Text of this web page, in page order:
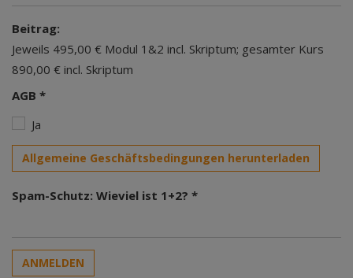
Beitrag:
Jeweils 495,00 € Modul 1&2 incl. Skriptum; gesamter Kurs
890,00 € incl. Skriptum
AGB *
Ja
Allgemeine Geschäftsbedingungen herunterladen
Spam-Schutz: Wieviel ist 1+2? *
ANMELDEN